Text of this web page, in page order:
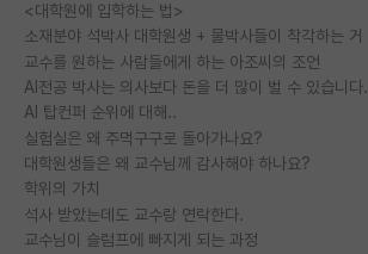
<대학원에 입학하는 법>
소재분야 석박사 대학원생 + 물박사들이 착각하는 거
교수를 원하는 사람들에게 하는 아조씨의 조언
AI전공 박사는 의사보다 돈을 더 많이 벌 수 있습니다.
AI 탑컨퍼 순위에 대해..
실험실은 왜 주먹구구로 돌아가나요?
대학원생들은 왜 교수님께 감사해야 하나요?
학위의 가치
석사 받았는데도 교수랑 연락한다.
교수님이 슬럼프에 빠지게 되는 과정